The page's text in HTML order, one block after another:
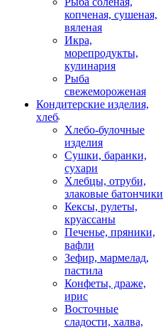
копченая, сушеная,
вяленая
Икра,
морепродукты,
кулинария
Рыба
свежемороженая
Кондитерские изделия,
хлеб
Хлебо-булочные
изделия
Сушки, баранки,
сухари
Хлебцы, отруби,
злаковые батончики
Кексы, рулеты,
круассаны
Печенье, пряники,
вафли
Зефир, мармелад,
пастила
Конфеты, драже,
ирис
Восточные
сладости, халва,